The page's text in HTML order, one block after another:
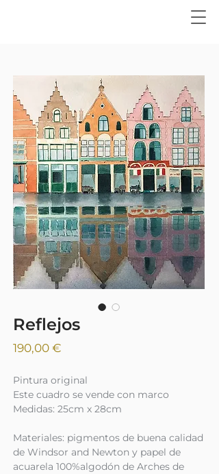
Reflejos
190,00 €
Pintura original
Este cuadro se vende con marco
Medidas: 25cm x 28cm
Materiales: pigmentos de buena calidad
de Windsor and Newton y papel de
acuarela 100%algodón de Arches de